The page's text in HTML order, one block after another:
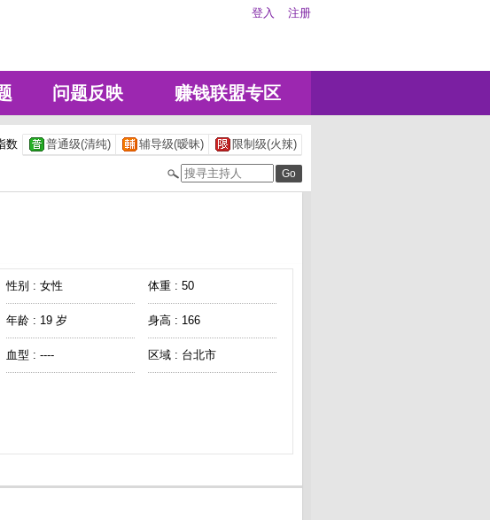
登入 注册
问题反映 赚钱联盟专区
数 普通级(清纯) 辅导级(暧昧) 限制级(火辣)
性别 : 女性 体重 : 50
年龄 : 19 岁 身高 : 166
血型 : ---- 区域 : 台北市